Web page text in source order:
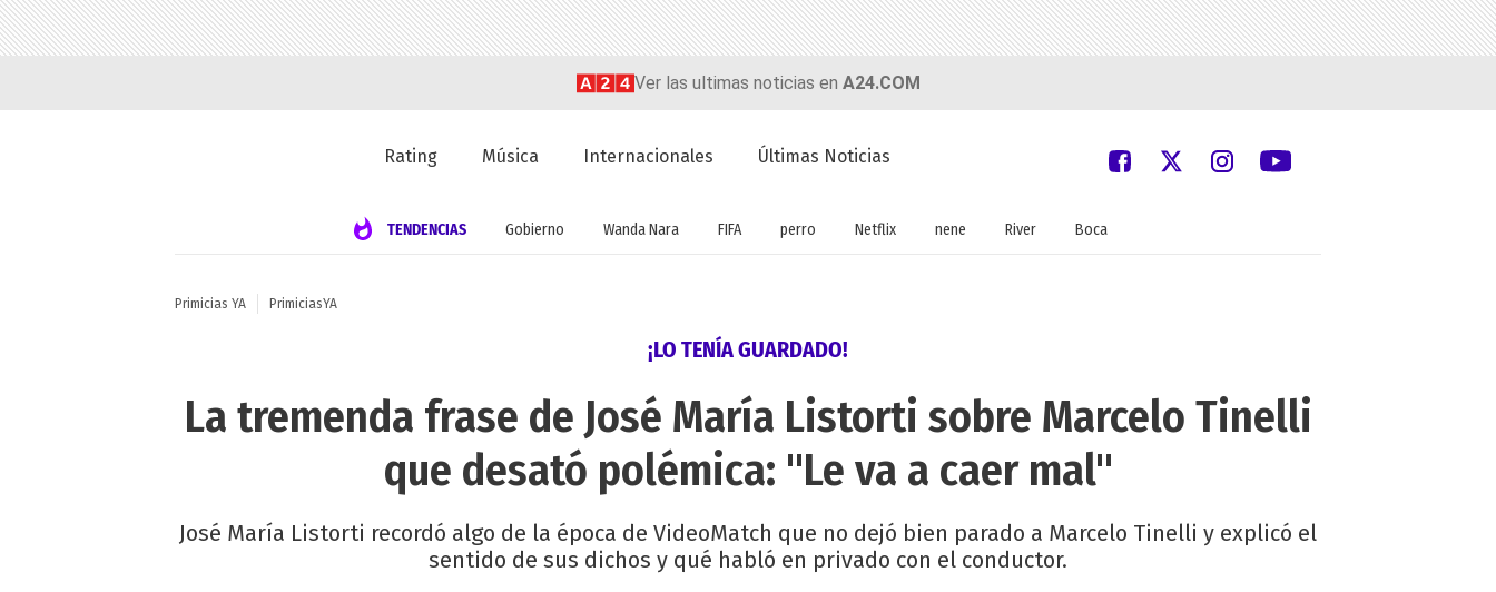
Ver las ultimas noticias en A24.COM
Rating Música Internacionales Últimas Noticias
TENDENCIAS Gobierno Wanda Nara FIFA perro Netflix nene River Boca
Primicias YA PrimiciasYA
¡LO TENÍA GUARDADO!
La tremenda frase de José María Listorti sobre Marcelo Tinelli
que desató polémica: "Le va a caer mal"
José María Listorti recordó algo de la época de VideoMatch que no dejó bien parado a Marcelo Tinelli y explicó el
sentido de sus dichos y qué habló en privado con el conductor.